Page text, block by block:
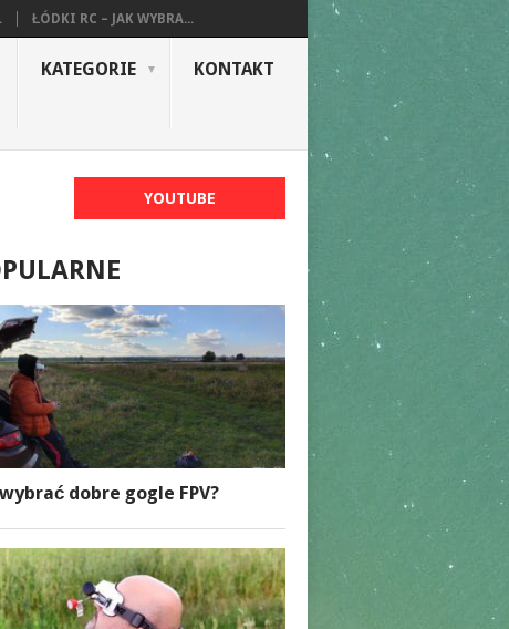
ŁÓDKI RC – JAK WYBRA...
KATEGORIE KONTAKT
YOUTUBE